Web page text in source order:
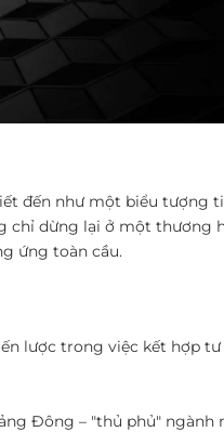
đến như một biểu tượng
chỉ dừng lại ở một thương
ứng toàn cầu.
lược trong việc kết hợp
Đông – "thủ phủ"